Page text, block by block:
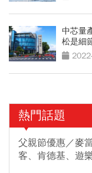
中芯量
松是細
熱門話題
父親節優惠／麥
客、肯德基、遊